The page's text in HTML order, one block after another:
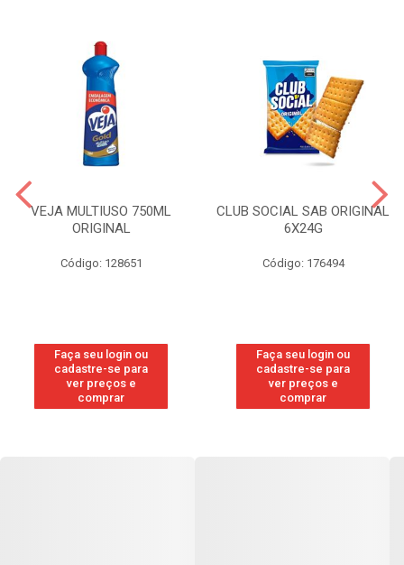
VEJA MULTIUSO 750ML
ORIGINAL
Código: 128651
Faça seu login ou
cadastre-se para
ver preços e
comprar
CLUB SOCIAL SAB ORIGINAL
6X24G
Código: 176494
Faça seu login ou
cadastre-se para
ver preços e
comprar